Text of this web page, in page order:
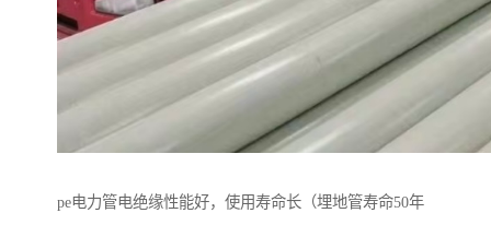
pe电力管电绝缘性能好，使用寿命长（埋地管寿命50年